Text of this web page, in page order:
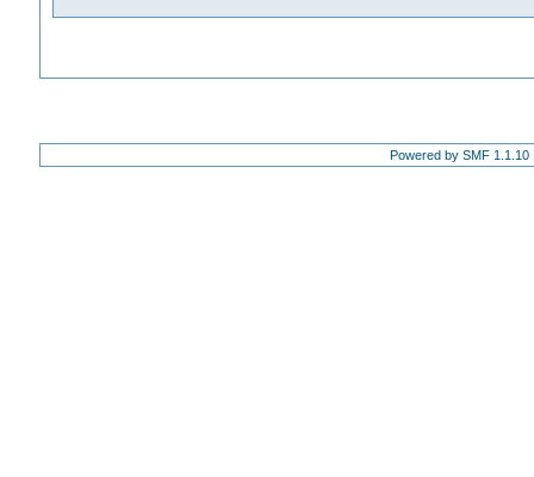
Powered by SMF 1.1.10